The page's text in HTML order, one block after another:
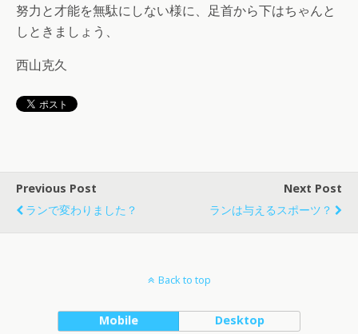
努力と才能を無駄にしない様に、足首から下はちゃんと
しときましょう、
西山克久
Previous Post
ランで変わりました？
Next Post
ランは与えるスポーツ？
Back to top
Mobile Desktop